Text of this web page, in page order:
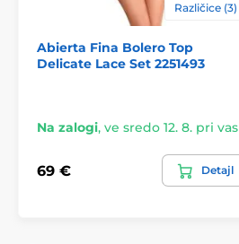
Različice (3)
Abierta Fina Bolero Top
Delicate Lace Set 2251493
Na zalogi, ve sredo 12. 8. pri vas
69 € Detajl